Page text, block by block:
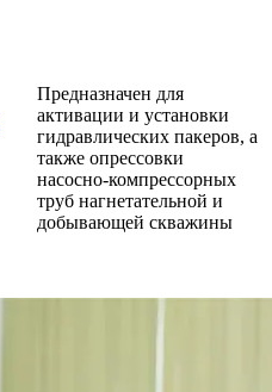
Предназначен для
активации и установки
гидравлических пакеров, а
также опрессовки
насосно-компрессорных
труб нагнетательной и
добывающей скважины